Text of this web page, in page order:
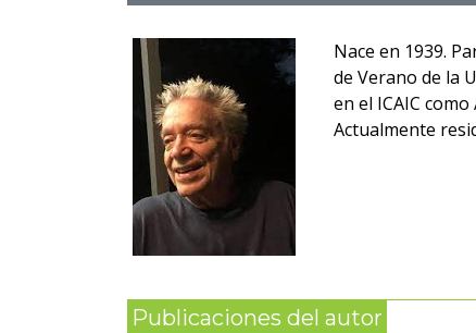
Nace en 1939.
de Verano de la
en el ICAIC
Actualmente
Publicaciones del autor